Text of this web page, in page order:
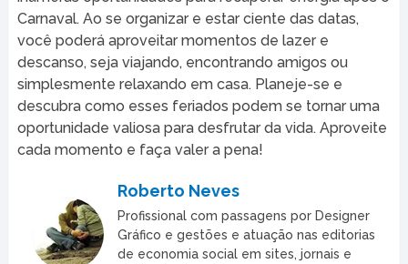
Carnaval. Ao se organizar e estar ciente das datas,
você poderá aproveitar momentos de lazer e
descanso, seja viajando, encontrando amigos ou
simplesmente relaxando em casa. Planeje-se e
descubra como esses feriados podem se tornar uma
oportunidade valiosa para desfrutar da vida. Aproveite
cada momento e faça valer a pena!
Roberto Neves
Profissional com passagens por Designer
Gráfico e gestões e atuação nas editorias
de economia social em sites, jornais e